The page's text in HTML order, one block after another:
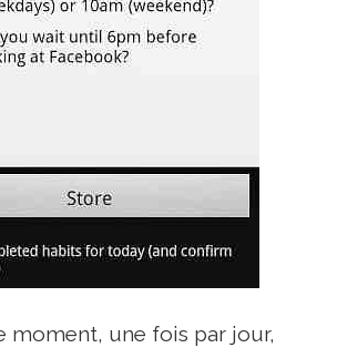
moment, une fois par jour,